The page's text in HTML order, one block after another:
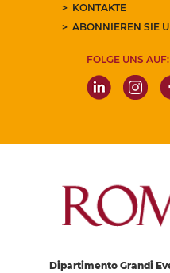
KONTAKTE
ABONNIEREN SIE
FOLGE UNS AUF:
Dipartimento Grandi